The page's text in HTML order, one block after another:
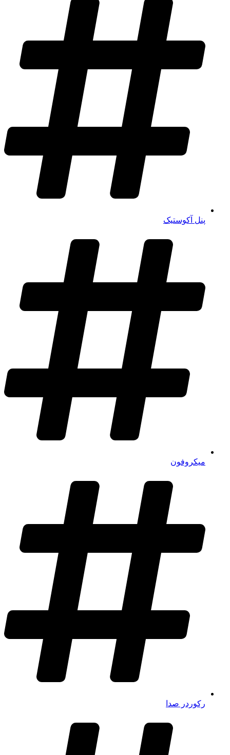
پنل آکوستیک
میکروفون
رکوردر صدا